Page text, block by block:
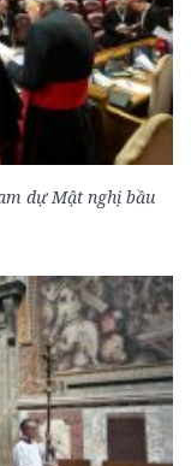
dự Mật nghị bầu